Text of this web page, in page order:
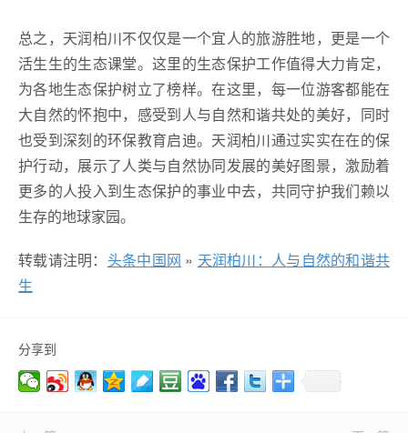
总之，天润柏川不仅仅是一个宜人的旅游胜地，更是一个
活生生的生态课堂。这里的生态保护工作值得大力肯定，
为各地生态保护树立了榜样。在这里，每一位游客都能在
大自然的怀抱中，感受到人与自然和谐共处的美好，同时
也受到深刻的环保教育启迪。天润柏川通过实实在在的保
护行动，展示了人类与自然协同发展的美好图景，激励着
更多的人投入到生态保护的事业中去，共同守护我们赖以
生存的地球家园。
转载请注明： 头条中国网 » 天润柏川：人与自然的和谐共
生
分享到